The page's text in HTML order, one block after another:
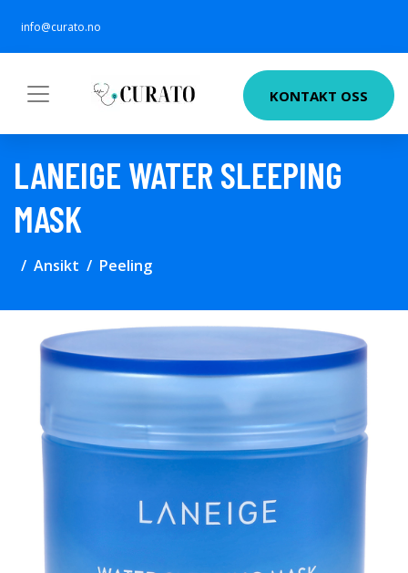
info@curato.no
KONTAKT OSS
LANEIGE WATER SLEEPING
MASK
Ansikt Peeling